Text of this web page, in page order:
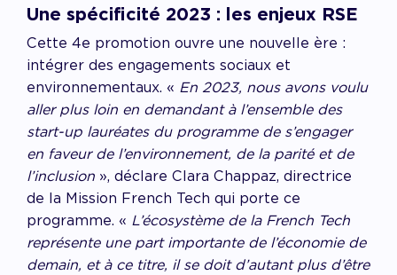
Une spécificité 2023 : les enjeux RSE
Cette 4e promotion ouvre une nouvelle ère :
intégrer des engagements sociaux et
environnementaux. « En 2023, nous avons voulu
aller plus loin en demandant à l’ensemble des
start-up lauréates du programme de s’engager
en faveur de l’environnement, de la parité et de
l’inclusion », déclare Clara Chappaz, directrice
de la Mission French Tech qui porte ce
programme. « L’écosystème de la French Tech
représente une part importante de l’économie de
demain, et à ce titre, il se doit d’autant plus d’être